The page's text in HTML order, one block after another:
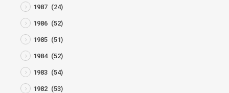
1987 (24)
1986 (52)
1985 (51)
1984 (52)
1983 (54)
1982 (53)